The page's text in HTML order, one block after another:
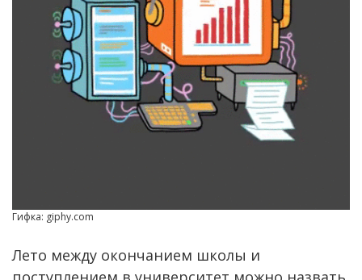
Гифка: giphy.com
Лето между окончанием школы и